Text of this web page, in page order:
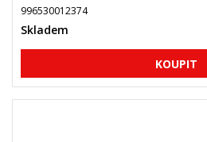
996530012374
Skladem